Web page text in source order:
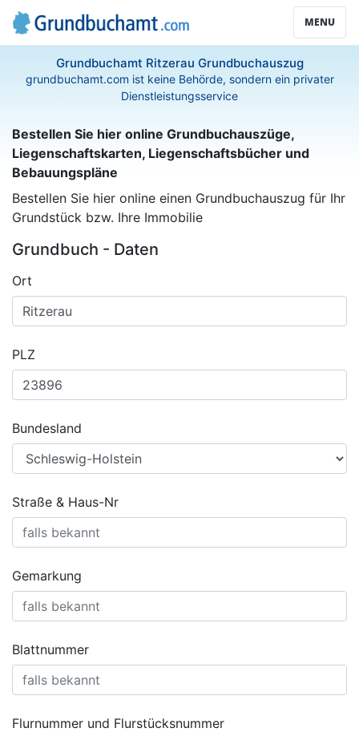
MENU
Grundbuchamt Ritzerau Grundbuchauszug
grundbuchamt.com ist keine Behörde, sondern ein privater
Dienstleistungsservice
Bestellen Sie hier online Grundbuchauszüge,
Liegenschaftskarten, Liegenschaftsbücher und
Bebauungspläne
Bestellen Sie hier online einen Grundbuchauszug für Ihr
Grundstück bzw. Ihre Immobilie
Grundbuch - Daten
Ort
PLZ
Bundesland
Straße & Haus-Nr
Gemarkung
Blattnummer
Flurnummer und Flurstücksnummer